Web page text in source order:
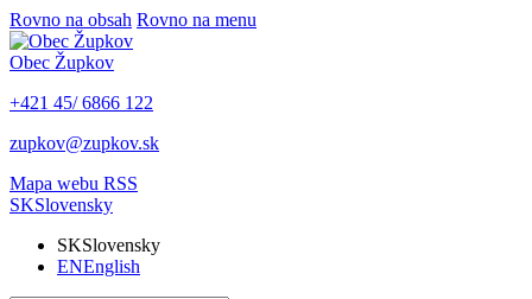
Rovno na obsah Rovno na menu
Obec Župkov
+421 45/ 6866 122
zupkov@zupkov.sk
Mapa webu RSS
SKSlovensky
SKSlovensky
ENEnglish